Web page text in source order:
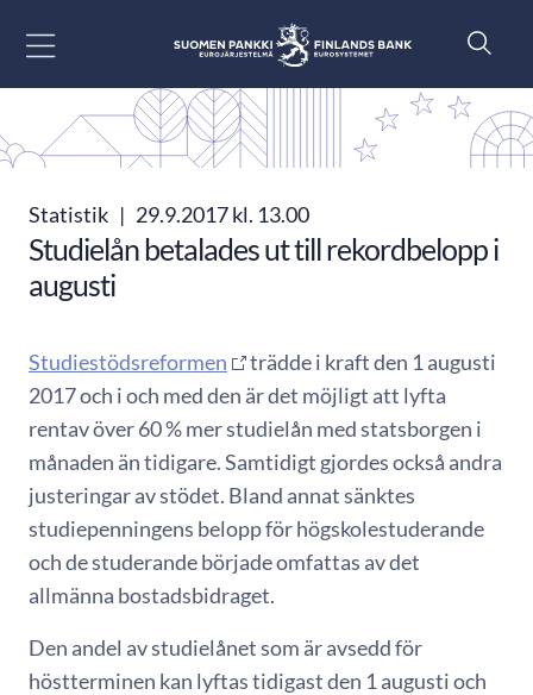
Statistik | 29.9.2017 kl. 13.00
Studielån betalades ut till rekordbelopp i
augusti
Studiestödsreformen
trädde i kraft den 1 augusti
2017 och i och med den är det möjligt att lyfta
rentav över 60 % mer studielån med statsborgen i
månaden än tidigare. Samtidigt gjordes också andra
justeringar av stödet. Bland annat sänktes
studiepenningens belopp för högskolestuderande
och de studerande började omfattas av det
allmänna bostadsbidraget.
Den andel av studielånet som är avsedd för
höstterminen kan lyftas tidigast den 1 augusti och